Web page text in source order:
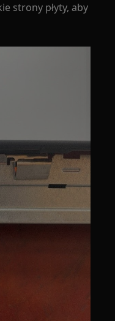
strony płyty, aby